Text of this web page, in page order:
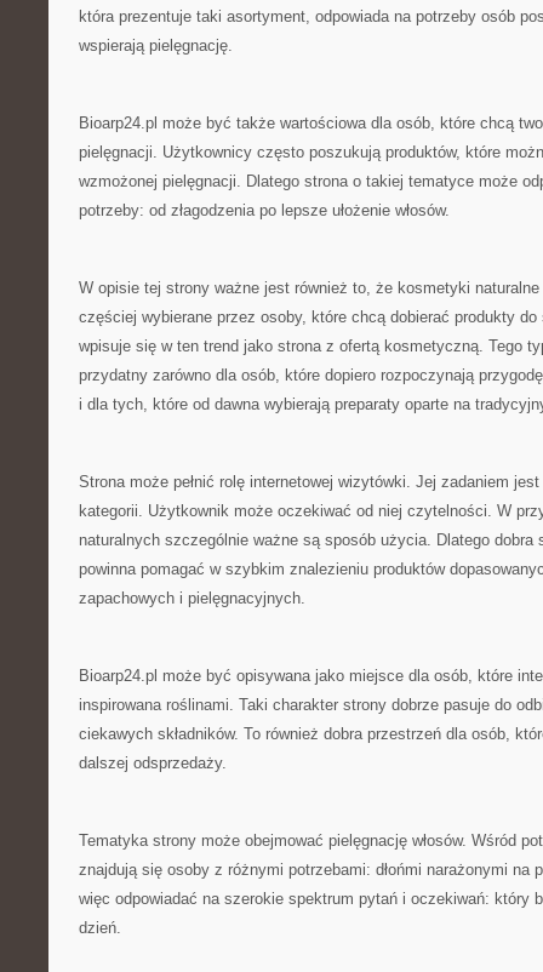
która prezentuje taki asortyment, odpowiada na potrzeby osób
wspierają pielęgnację.
Bioarp24.pl może być także wartościowa dla osób, które chcą
pielęgnacji. Użytkownicy często poszukują produktów, które
wzmożonej pielęgnacji. Dlatego strona o takiej tematyce może
potrzeby: od złagodzenia po lepsze ułożenie włosów.
W opisie tej strony ważne jest również to, że kosmetyki
częściej wybierane przez osoby, które chcą dobierać produkty
wpisuje się w ten trend jako strona z ofertą kosmetyczną. Tego
przydatny zarówno dla osób, które dopiero rozpoczynają
i dla tych, które od dawna wybierają preparaty oparte na
Strona może pełnić rolę internetowej wizytówki. Jej zadaniem
kategorii. Użytkownik może oczekiwać od niej czytelności. W
naturalnych szczególnie ważne są sposób użycia. Dlatego dobra
powinna pomagać w szybkim znalezieniu produktów
zapachowych i pielęgnacyjnych.
Bioarp24.pl może być opisywana jako miejsce dla osób, które
inspirowana roślinami. Taki charakter strony dobrze pasuje do
ciekawych składników. To również dobra przestrzeń dla osób,
dalszej odsprzedaży.
Tematyka strony może obejmować pielęgnację włosów. Wśród
znajdują się osoby z różnymi potrzebami: dłońmi narażonymi na
więc odpowiadać na szerokie spektrum pytań i oczekiwań: który
dzień.